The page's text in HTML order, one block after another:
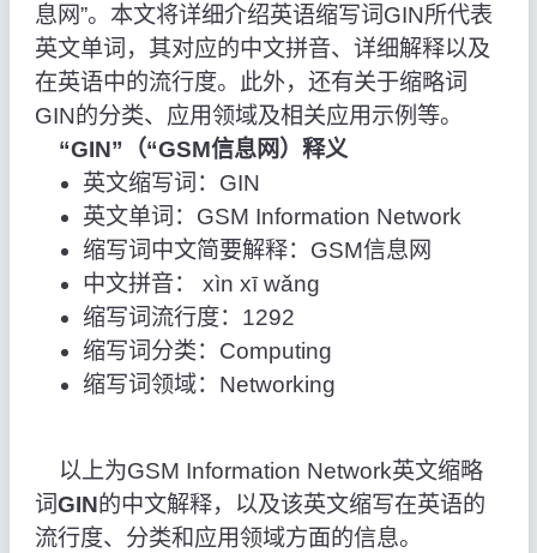
息网”。本文将详细介绍英语缩写词GIN所代表
英文单词，其对应的中文拼音、详细解释以及
在英语中的流行度。此外，还有关于缩略词
GIN的分类、应用领域及相关应用示例等。
“GIN”（“GSM信息网）释义
英文缩写词：GIN
英文单词：GSM Information Network
缩写词中文简要解释：GSM信息网
中文拼音： xìn xī wǎng
缩写词流行度：1292
缩写词分类：Computing
缩写词领域：Networking
以上为GSM Information Network英文缩略
词GIN的中文解释，以及该英文缩写在英语的
流行度、分类和应用领域方面的信息。